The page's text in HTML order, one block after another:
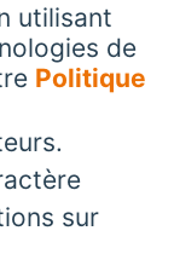
utilisant
de
Politique
sur